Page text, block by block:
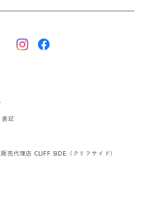
ィ
表記
売代理店 CLIFF SIDE（クリフサイド）